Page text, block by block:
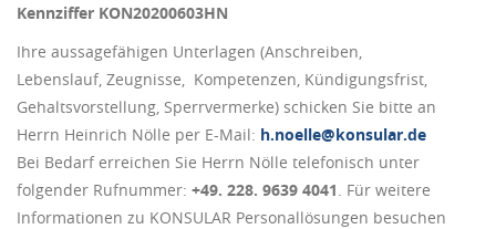
Kennziffer KON20200603HN
Ihre aussagefähigen Unterlagen (Anschreiben,
Lebenslauf, Zeugnisse, Kompetenzen, Kündigungsfrist,
Gehaltsvorstellung, Sperrvermerke) schicken Sie bitte an
Herrn Heinrich Nölle per E-Mail: h.noelle@konsular.de
Bei Bedarf erreichen Sie Herrn Nölle telefonisch unter
folgender Rufnummer: +49. 228. 9639 4041. Für weitere
Informationen zu KONSULAR Personallösungen besuchen